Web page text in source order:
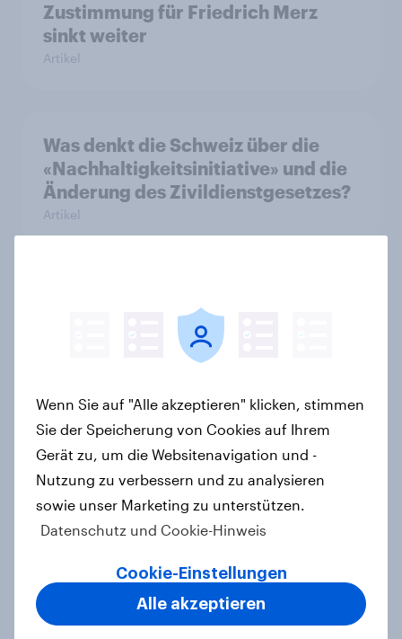
Zustimmung für Friedrich Merz
sinkt weiter
Artikel
Was denkt die Schweiz über die
«Nachhaltigkeitsinitiative» und die
Änderung des Zivildienstgesetzes?
Artikel
wird verdrängt, kaum Vorsorge für
Ernstfall – Atomkraft bleibt
YouGov Sonntagsfrage: AfD liegt
vorn +++ Schwarz-Rot unter Druck:
Union und SPD so niedrig wie seit
Wenn Sie auf "Alle akzeptieren" klicken, stimmen
Sie der Speicherung von Cookies auf Ihrem
Gerät zu, um die Websitenavigation und -
Nutzung zu verbessern und zu analysieren
sowie unser Marketing zu unterstützen.
Datenschutz und Cookie-Hinweis
Cookie-Einstellungen
Alle akzeptieren